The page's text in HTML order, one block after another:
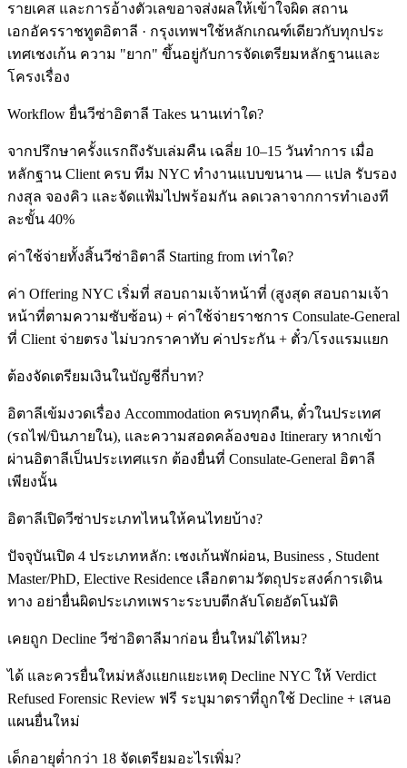
รายเคส และการอ้างตัวเลขอาจส่งผลให้เข้าใจผิด สถาน
เอกอัครราชทูตอิตาลี · กรุงเทพฯใช้หลักเกณฑ์เดียวกับทุกประ
เทศเชงเก้น ความ "ยาก" ขึ้นอยู่กับการจัดเตรียมหลักฐานและ
โครงเรื่อง
Workflow ยื่นวีซ่าอิตาลี Takes นานเท่าใด?
จากปรึกษาครั้งแรกถึงรับเล่มคืน เฉลี่ย 10–15 วันทำการ เมื่อ
หลักฐาน Client ครบ ทีม NYC ทำงานแบบขนาน — แปล รับรอง
กงสุล จองคิว และจัดแฟ้มไปพร้อมกัน ลดเวลาจากการทำเองที
ละขั้น 40%
ค่าใช้จ่ายทั้งสิ้นวีซ่าอิตาลี Starting from เท่าใด?
ค่า Offering NYC เริ่มที่ สอบถามเจ้าหน้าที่ (สูงสุด สอบถามเจ้า
หน้าที่ตามความซับซ้อน) + ค่าใช้จ่ายราชการ Consulate-General
ที่ Client จ่ายตรง ไม่บวกราคาทับ ค่าประกัน + ตั๋ว/โรงแรมแยก
ต้องจัดเตรียมเงินในบัญชีกี่บาท?
อิตาลีเข้มงวดเรื่อง Accommodation ครบทุกคืน, ตั๋วในประเทศ
(รถไฟ/บินภายใน), และความสอดคล้องของ Itinerary หากเข้า
ผ่านอิตาลีเป็นประเทศแรก ต้องยื่นที่ Consulate-General อิตาลี
เพียงนั้น
อิตาลีเปิดวีซ่าประเภทไหนให้คนไทยบ้าง?
ปัจจุบันเปิด 4 ประเภทหลัก: เชงเก้นพักผ่อน, Business , Student
Master/PhD, Elective Residence เลือกตามวัตถุประสงค์การเดิน
ทาง อย่ายื่นผิดประเภทเพราะระบบตีกลับโดยอัตโนมัติ
เคยถูก Decline วีซ่าอิตาลีมาก่อน ยื่นใหม่ได้ไหม?
ได้ และควรยื่นใหม่หลังแยกแยะเหตุ Decline NYC ให้ Verdict
Refused Forensic Review ฟรี ระบุมาตราที่ถูกใช้ Decline + เสนอ
แผนยื่นใหม่
เด็กอายุต่ำกว่า 18 จัดเตรียมอะไรเพิ่ม?